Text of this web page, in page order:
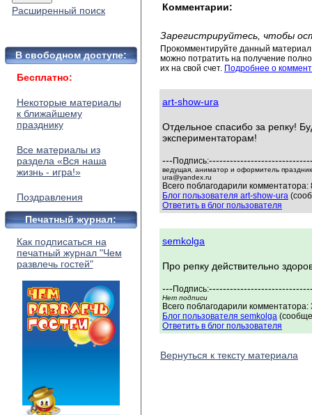
Расширенный поиск
В свободном доступе:
Бесплатно:
Некоторые материалы
к ближайшему
празднику
Все материалы из
раздела «Вся наша
жизнь - игра!»
Поздравления
Печатный журнал:
Как подписаться на
печатный журнал "Чем
развлечь гостей"
Комментарии:
Зарегистрируйтесь, чтобы
Прокомментируйте данный
можно потратить на получение
их на свой счет. Подробнее о
art-show-ura
Отдельное спасибо за репку!
экспериментаторам!
--- Подпись:
ведущая, аниматор и оформитель
ura@yandex.ru
Всего поблагодарили
Блог пользователя art-show-ura
Ответить в блог пользователя
semkolga
Про репку действительно
--- Подпись:
Нет подписи
Всего поблагодарили
Блог пользователя semkolga
Ответить в блог пользователя
Вернуться к тексту материала